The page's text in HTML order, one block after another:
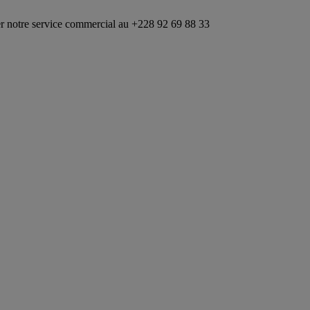
commercial au +228 92 69 88 33